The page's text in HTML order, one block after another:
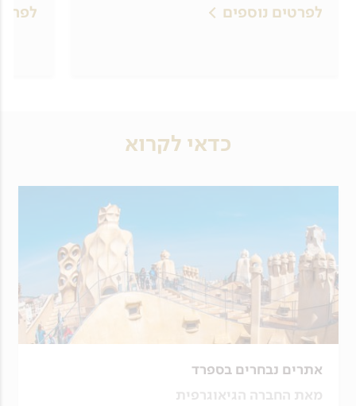
לפרטים נוספים
כדאי לקרוא
אתרים נבחרים בספרד
מאת החברה הגיאוגרפית